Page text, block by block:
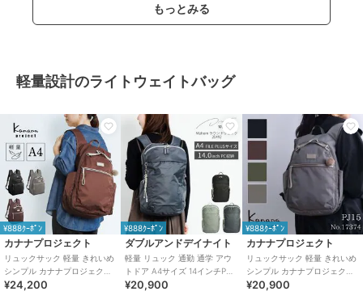
もっとみる
軽量設計のライトウェイトバッグ
¥888ｸｰﾎﾟﾝ
カナナプロジェクト
リュックサック 軽量 きれいめ
シンプル カナナプロジェクト
PJ-15 17375
¥24,200
¥888ｸｰﾎﾟﾝ
ダブルアンドデイナイト
軽量 リュック 通勤 通学 アウ
トドア A4サイズ 14インチPC
収納 モルテルン 20492
¥20,900
¥888ｸｰﾎﾟﾝ
カナナプロジェクト
リュックサック 軽量 きれいめ
シンプル カナナプロジェクト
PJ-15 17374
¥20,900